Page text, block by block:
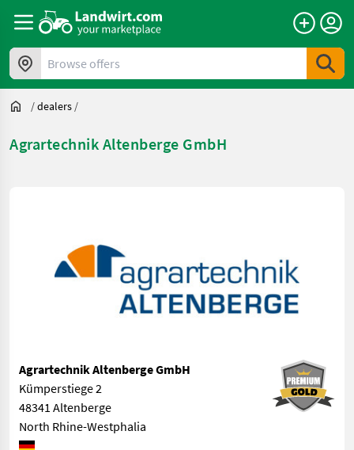
Browse offers
/dealers /
Agrartechnik Altenberge GmbH
Agrartechnik Altenberge GmbH
Kümperstiege 2
48341 Altenberge
North Rhine-Westphalia